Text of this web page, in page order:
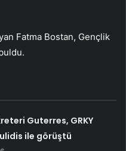
Fatma Bostan, Gençlik
Guterres, GRKY
ile görüştü